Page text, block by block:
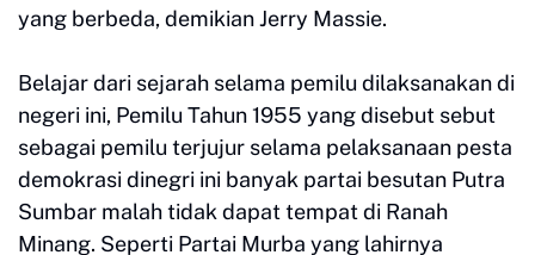
yang berbeda, demikian Jerry Massie.
Belajar dari sejarah selama pemilu dilaksanakan di
negeri ini, Pemilu Tahun 1955 yang disebut sebut
sebagai pemilu terjujur selama pelaksanaan pesta
demokrasi dinegri ini banyak partai besutan Putra
Sumbar malah tidak dapat tempat di Ranah
Minang. Seperti Partai Murba yang lahirnya